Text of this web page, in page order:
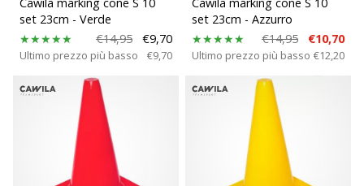
Cawila marking cone S 10
set 23cm - Verde
€14,95
€9,70
Ultimo prezzo più basso €9,70
Cawila marking cone S 10
set 23cm - Azzurro
€14,95
€10,70
Ultimo prezzo più basso €12,20